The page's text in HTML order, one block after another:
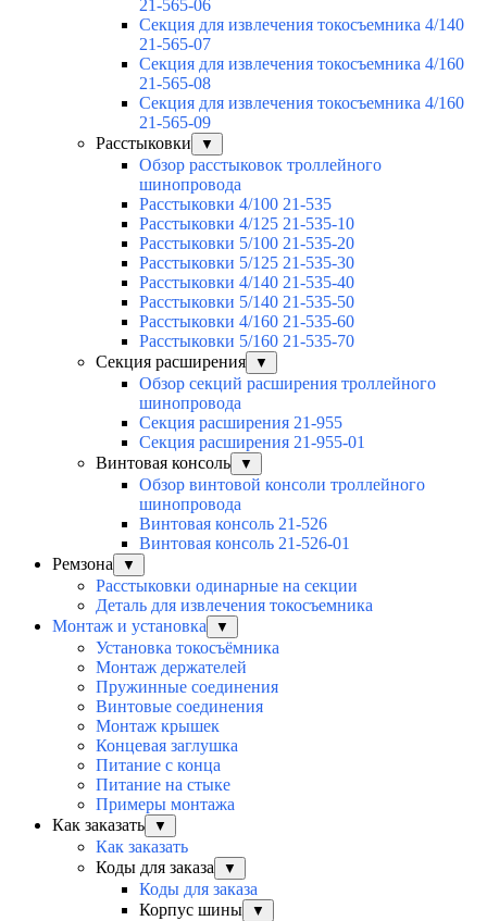
21-565-06
Секция для извлечения токосъемника 4/140
21-565-07
Секция для извлечения токосъемника 4/160
21-565-08
Секция для извлечения токосъемника 4/160
21-565-09
Расстыковки
▼
Обзор расстыковок троллейного
шинопровода
Расстыковки 4/100 21-535
Расстыковки 4/125 21-535-10
Расстыковки 5/100 21-535-20
Расстыковки 5/125 21-535-30
Расстыковки 4/140 21-535-40
Расстыковки 5/140 21-535-50
Расстыковки 4/160 21-535-60
Расстыковки 5/160 21-535-70
Секция расширения
▼
Обзор секций расширения троллейного
шинопровода
Секция расширения 21-955
Секция расширения 21-955-01
Винтовая консоль
▼
Обзор винтовой консоли троллейного
шинопровода
Винтовая консоль 21-526
Винтовая консоль 21-526-01
Ремзона
▼
Расстыковки одинарные на секции
Деталь для извлечения токосъемника
Монтаж и установка
▼
Установка токосъёмника
Монтаж держателей
Пружинные соединения
Винтовые соединения
Монтаж крышек
Концевая заглушка
Питание с конца
Питание на стыке
Примеры монтажа
Как заказать
▼
Как заказать
Коды для заказа
▼
Коды для заказа
Корпус шины
▼